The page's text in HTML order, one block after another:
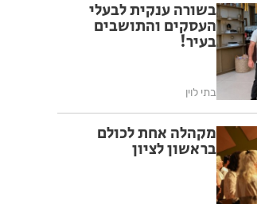
בשורה ענקית לבעלי
העסקים והתושבים
בעיר!
בתי לוין
מקהלה אחת לכולם
בראשון לציון